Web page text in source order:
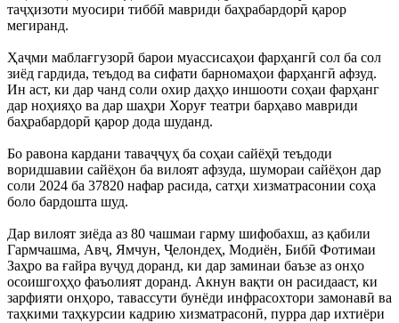
таҷҳизоти муосири тиббӣ мавриди баҳрабардорӣ қарор
мегиранд.
Ҳаҷми маблағгузорӣ барои муассисаҳои фарҳангӣ сол ба сол
зиёд гардида, теъдод ва сифати барномаҳои фарҳангӣ афзуд.
Ин аст, ки дар чанд соли охир даҳҳо иншооти соҳаи фарҳанг
дар ноҳияҳо ва дар шаҳри Хоруғ театри барҳаво мавриди
баҳрабардорӣ қарор дода шуданд.
Бо равона кардани таваҷҷуҳ ба соҳаи сайёҳӣ теъдоди
воридшавии сайёҳон ба вилоят афзуда, шумораи сайёҳон дар
соли 2024 ба 37820 нафар расида, сатҳи хизматрасонии соҳа
боло бардошта шуд.
Дар вилоят зиёда аз 80 чашмаи гарму шифобахш, аз қабили
Гармчашма, Авҷ, Ямчун, Ҷелондеҳ, Модиён, Бибӣ Фотимаи
Заҳро ва ғайра вуҷуд доранд, ки дар заминаи баъзе аз онҳо
осоишгоҳҳо фаъолият доранд. Акнун вақти он расидааст, ки
зарфияти онҳоро, тавассути бунёди инфрасохтори замонавӣ ва
таҳкими таҳкурсии кадрию хизматрасонӣ, пурра дар ихтиёри